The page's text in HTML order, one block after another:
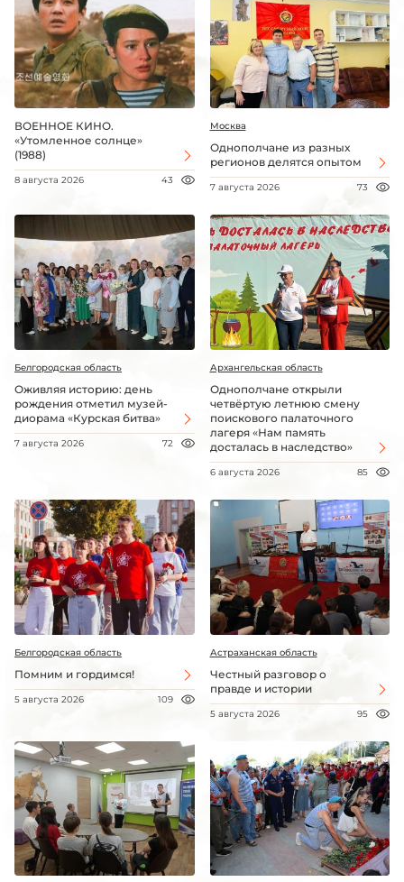
ВОЕННОЕ КИНО.
«Утомленное солнце»
(1988)
8 августа 2026 43
Москва
Однополчане из разных
регионов делятся опытом
7 августа 2026 73
Белгородская область
Оживляя историю: день
рождения отметил музей-
диорама «Курская битва»
7 августа 2026 72
Архангельская область
Однополчане открыли
четвёртую летнюю смену
поискового палаточного
лагеря «Нам память
досталась в наследство»
6 августа 2026 85
Белгородская область
Помним и гордимся!
5 августа 2026 109
Астраханская область
Честный разговор о
правде и истории
5 августа 2026 95